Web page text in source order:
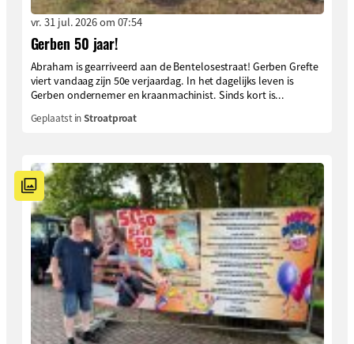
vr. 31 jul. 2026 om 07:54
Gerben 50 jaar!
Abraham is gearriveerd aan de Bentelosestraat! Gerben Grefte
viert vandaag zijn 50e verjaardag. In het dagelijks leven is
Gerben ondernemer en kraanmachinist. Sinds kort is...
Geplaatst inStroatproat